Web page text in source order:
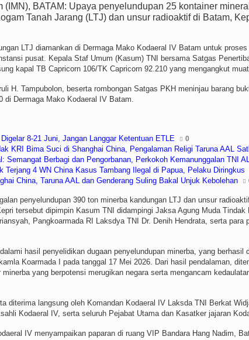
(IMN), BATAM: Upaya penyelundupan 25 kontainer
Tanah Jarang (LTJ) dan unsur radioaktif di Batam,
LTJ diamankan di Dermaga Mako Kodaeral IV Batam untuk
pusat. Kepala Staf Umum (Kasum) TNI bersama Satgas
kapal TB Capricorn 106/TK Capricorn 92.210 yang mengangkut
H. Tampubolon, beserta rombongan Satgas PKH meninjau barang
di Dermaga Mako Kodaeral IV Batam.
8-21 Juni, Jangan Langgar Ketentuan ETLE 0
KRI Bima Suci di Shanghai China, Pengalaman Religi Taruna AAL
Semangat Berbagi dan Pengorbanan, Perkokoh Kemanunggalan TNI
Terjang 4 WN China Kasus Tambang Ilegal di Papua, Pelaku Diringkus
China, Taruna AAL dan Genderang Suling Bakal Unjuk Kebolehan
penyelundupan 390 ton minerba kandungan LTJ dan unsur
tersebut dipimpin Kasum TNI didampingi Jaksa Agung Muda
Pangkoarmada RI Laksdya TNI Dr. Denih Hendrata, serta para
hasil penyelidikan dugaan penyelundupan minerba, yang berhasil
Koarmada I pada tanggal 17 Mei 2026. Dari hasil pendalaman,
yang berpotensi merugikan negara serta mengancam
diterima langsung oleh Komandan Kodaeral IV Laksda TNI Berkat
Kodaeral IV, serta seluruh Pejabat Utama dan Kasatker jajaran
IV menyampaikan paparan di ruang VIP Bandara Hang Nadim,